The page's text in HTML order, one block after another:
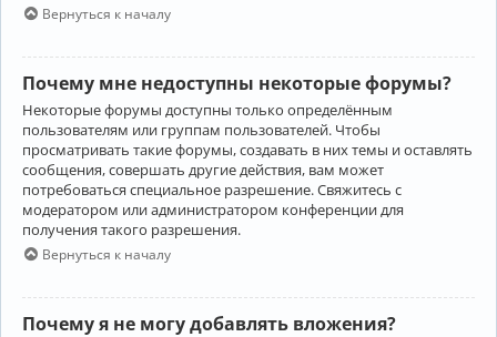
Вернуться к началу
Почему мне недоступны некоторые форумы?
Некоторые форумы доступны только определённым
пользователям или группам пользователей. Чтобы
просматривать такие форумы, создавать в них темы и оставлять
сообщения, совершать другие действия, вам может
потребоваться специальное разрешение. Свяжитесь с
модератором или администратором конференции для
получения такого разрешения.
Вернуться к началу
Почему я не могу добавлять вложения?